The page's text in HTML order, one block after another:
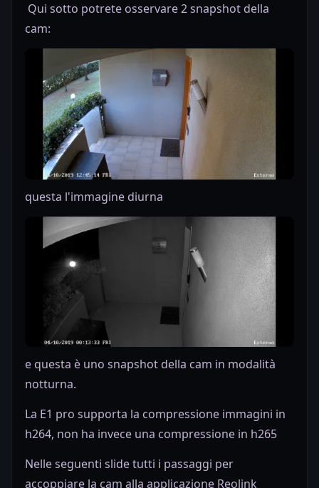
Qui sotto potrete osservare 2 snapshot della
cam:
questa l'immagine diurna
e questa è uno snapshot della cam in modalità
notturna.
La E1 pro supporta la compressione immagini in
h264, non ha invece una compressione in h265
Nelle seguenti slide tutti i passaggi per
accoppiare la cam alla applicazione Reolink